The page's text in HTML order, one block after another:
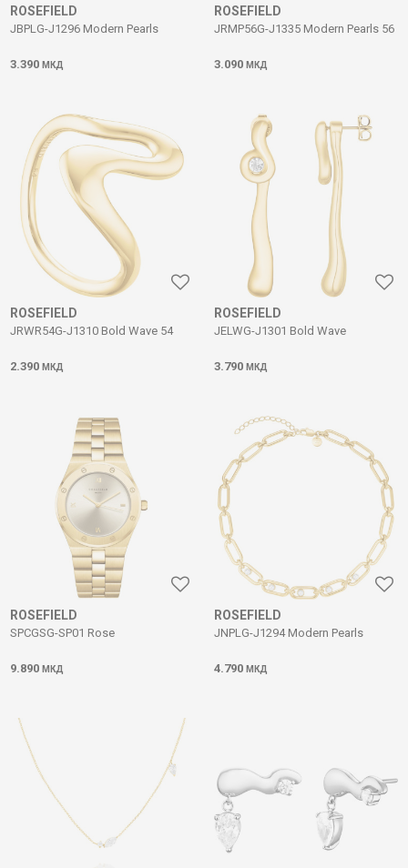
ROSEFIELD
JBPLG-J1296 Modern Pearls
3.390 МКД
ROSEFIELD
JRMP56G-J1335 Modern Pearls 56
3.090 МКД
ROSEFIELD
JRWR54G-J1310 Bold Wave 54
2.390 МКД
ROSEFIELD
JELWG-J1301 Bold Wave
3.790 МКД
ROSEFIELD
SPCGSG-SP01 Rose
9.890 МКД
ROSEFIELD
JNPLG-J1294 Modern Pearls
4.790 МКД